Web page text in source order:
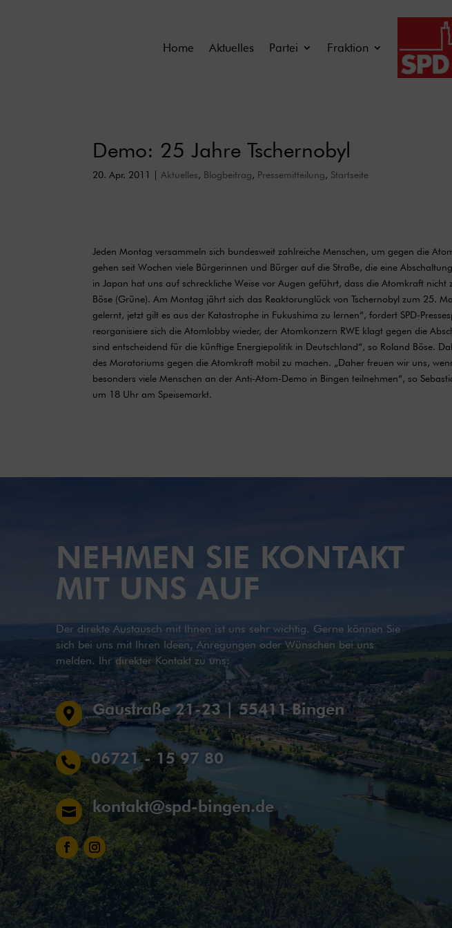
Home Aktuelles Partei Fraktion
Demo: 25 Jahre Tschernobyl
20. Apr. 2011 Aktuelles, Blogbeitrag, Pressemitteilung, Startseite
Jeden Montag versammeln sich bundesweit zahlreiche Menschen, um gegen die
gehen seit Wochen viele Bürgerinnen und Bürger auf die Straße, die eine
in Japan hat uns auf schreckliche Weise vor Augen geführt, dass die Atomkraft nicht
Böse (Grüne). Am Montag jährt sich das Reaktorunglück von Tschernobyl zum 25.
gelernt, jetzt gilt es aus der Katastrophe in Fukushima zu lernen“, fordert SPD-
reorganisiere sich die Atomlobby wieder, der Atomkonzern RWE klagt gegen die
sind entscheidend für die künftige Energiepolitik in Deutschland“, so Roland Böse.
des Moratoriums gegen die Atomkraft mobil zu machen. „Daher freuen wir uns,
besonders viele Menschen an der Anti-Atom-Demo in Bingen teilnehmen“, so
um 18 Uhr am Speisemarkt.
NEHMEN SIE KONTAKT
MIT UNS AUF
Der direkte Austausch mit Ihnen ist uns sehr wichtig. Gerne können Sie
sich bei uns mit Ihren Ideen, Anregungen oder Wünschen bei uns
melden. Ihr direkter Kontakt zu uns:
 Gaustraße 21-23 | 55411 Bingen
 06721 - 15 97 80
 kontakt@spd-bingen.de